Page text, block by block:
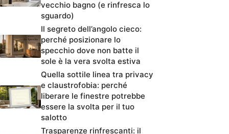
vecchio bagno (e rinfresca lo
sguardo)
Il segreto dell’angolo cieco:
perché posizionare lo
specchio dove non batte il
sole è la vera svolta estiva
Quella sottile linea tra privacy
e claustrofobia: perché
liberare le finestre potrebbe
essere la svolta per il tuo
salotto
Trasparenze rinfrescanti: il